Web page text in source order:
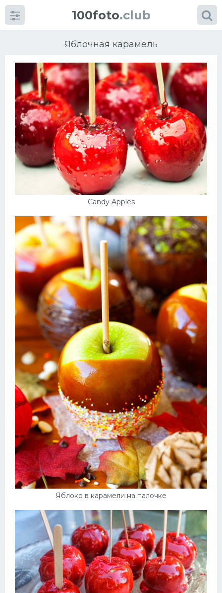
100foto.club
Яблочная карамель
Candy Apples
Яблоко в карамели на палочке
Категориикартинок
Супы
Мясные блюда
Выпечка
Десерт
Напитки
Дизайн комнаты